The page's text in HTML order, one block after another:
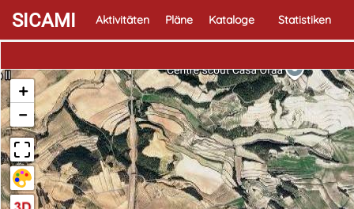
SICAMI Aktivitäten Pläne Kataloge Statistiken
+
−